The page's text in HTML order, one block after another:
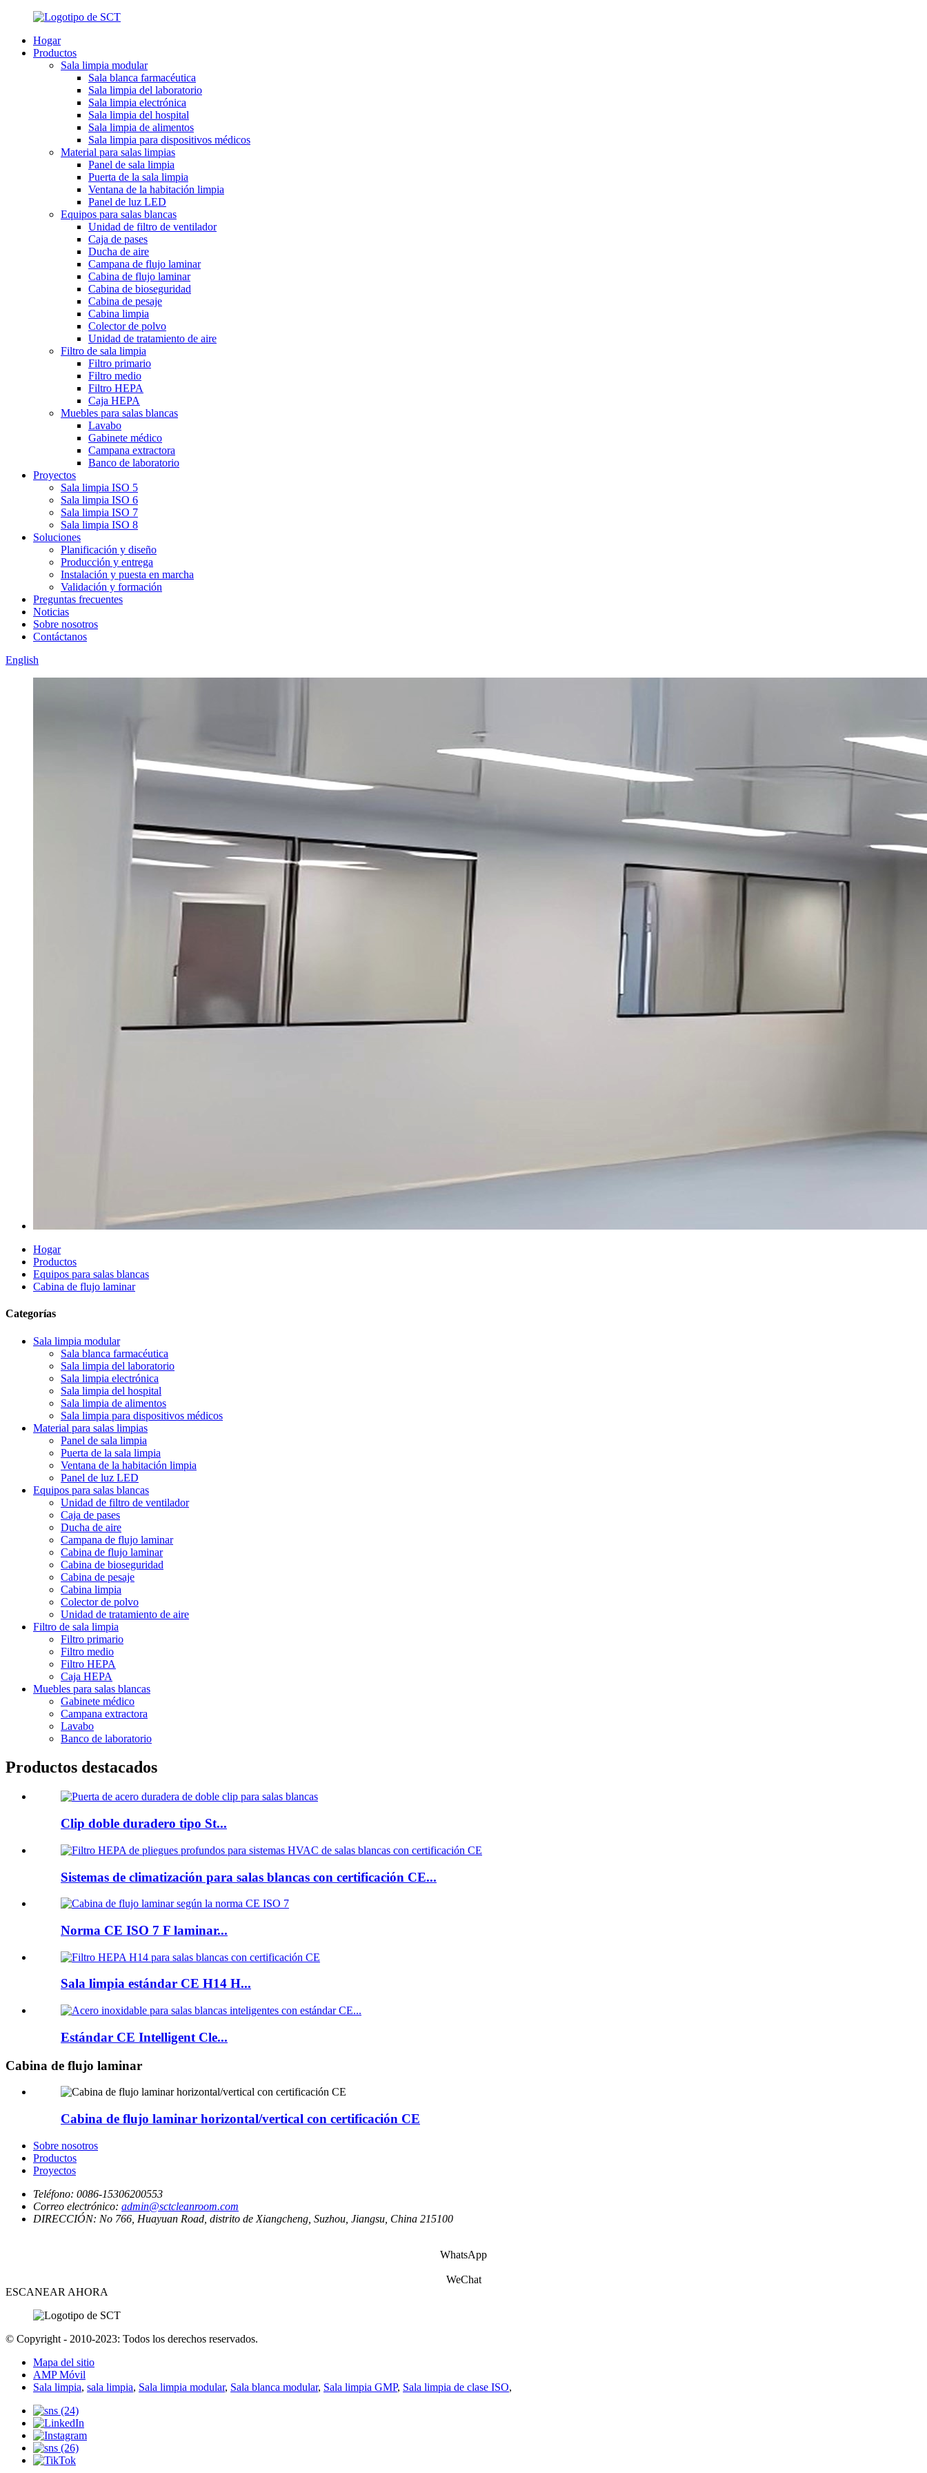
Hogar
Productos
Sala limpia modular
Sala blanca farmacéutica
Sala limpia del laboratorio
Sala limpia electrónica
Sala limpia del hospital
Sala limpia de alimentos
Sala limpia para dispositivos médicos
Material para salas limpias
Panel de sala limpia
Puerta de la sala limpia
Ventana de la habitación limpia
Panel de luz LED
Equipos para salas blancas
Unidad de filtro de ventilador
Caja de pases
Ducha de aire
Campana de flujo laminar
Cabina de flujo laminar
Cabina de bioseguridad
Cabina de pesaje
Cabina limpia
Colector de polvo
Unidad de tratamiento de aire
Filtro de sala limpia
Filtro primario
Filtro medio
Filtro HEPA
Caja HEPA
Muebles para salas blancas
Lavabo
Gabinete médico
Campana extractora
Banco de laboratorio
Proyectos
Sala limpia ISO 5
Sala limpia ISO 6
Sala limpia ISO 7
Sala limpia ISO 8
Soluciones
Planificación y diseño
Producción y entrega
Instalación y puesta en marcha
Validación y formación
Preguntas frecuentes
Noticias
Sobre nosotros
Contáctanos
English
Hogar
Productos
Equipos para salas blancas
Cabina de flujo laminar
Categorías
Sala limpia modular
Sala blanca farmacéutica
Sala limpia del laboratorio
Sala limpia electrónica
Sala limpia del hospital
Sala limpia de alimentos
Sala limpia para dispositivos médicos
Material para salas limpias
Panel de sala limpia
Puerta de la sala limpia
Ventana de la habitación limpia
Panel de luz LED
Equipos para salas blancas
Unidad de filtro de ventilador
Caja de pases
Ducha de aire
Campana de flujo laminar
Cabina de flujo laminar
Cabina de bioseguridad
Cabina de pesaje
Cabina limpia
Colector de polvo
Unidad de tratamiento de aire
Filtro de sala limpia
Filtro primario
Filtro medio
Filtro HEPA
Caja HEPA
Muebles para salas blancas
Gabinete médico
Campana extractora
Lavabo
Banco de laboratorio
Productos destacados
Clip doble duradero tipo St...
Sistemas de climatización para salas blancas con certificación CE...
Norma CE ISO 7 F laminar...
Sala limpia estándar CE H14 H...
Estándar CE Intelligent Cle...
Cabina de flujo laminar
Cabina de flujo laminar horizontal/vertical con certificación CE
Sobre nosotros
Productos
Proyectos
Teléfono: 0086-15306200553
Correo electrónico: admin@sctcleanroom.com
DIRECCIÓN: No 766, Huayuan Road, distrito de Xiangcheng, Suzhou, Jiangsu, China 215100
WhatsApp
WeChat
ESCANEAR AHORA
© Copyright - 2010-2023: Todos los derechos reservados.
Mapa del sitio
AMP Móvil
Sala limpia, sala limpia, Sala limpia modular, Sala blanca modular, Sala limpia GMP, Sala limpia de clase ISO,